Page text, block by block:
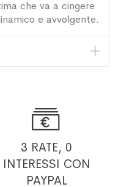
che va a cingere
e avvolgente.

3 RATE, 0
INTERESSI CON
PAYPAL